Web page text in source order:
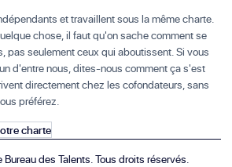
et travaillent sous la même charte.
chose, il faut qu'on sache comment se
pas seulement ceux qui aboutissent. Si vous
d'entre nous, dites-nous comment ça s'est
directement chez les cofondateurs, sans
préférez.
charte
Bureau des Talents. Tous droits réservés.